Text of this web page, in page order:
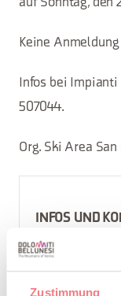
Zustimmung
auf Sonntag, den
Keine
Infos bei Impianti
507044.
Org. Ski Area
INFOS UND
Festa degli Artisti